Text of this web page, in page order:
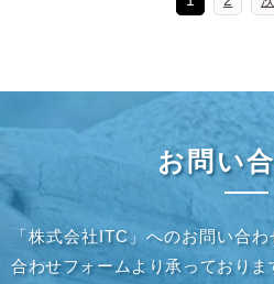
お問い
「株式会社ITC」へのお問い合
合わせフォームより承っておりま